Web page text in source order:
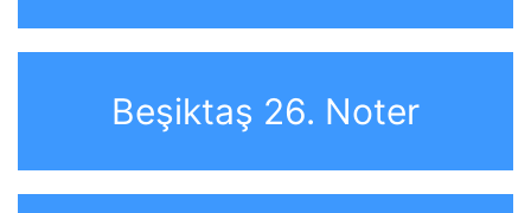
Beşiktaş 26. Noter